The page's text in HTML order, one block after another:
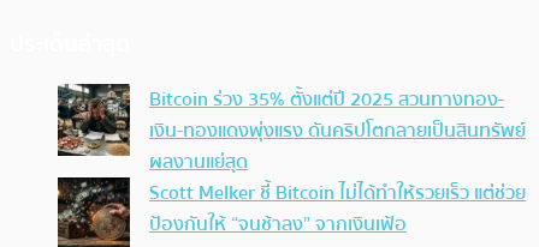
Bitcoin ร่วง 35% ตั้งแต่ปี 2025 สวนทางทอง-
เงิน-ทองแดงพุ่งแรง ดันคริปโตกลายเป็นสินทรัพย์
ผลงานแย่สุด
Scott Melker ชี้ Bitcoin ไม่ได้ทำให้รวยเร็ว แต่ช่วย
ป้องกันให้ “จนช้าลง” จากเงินเฟ้อ